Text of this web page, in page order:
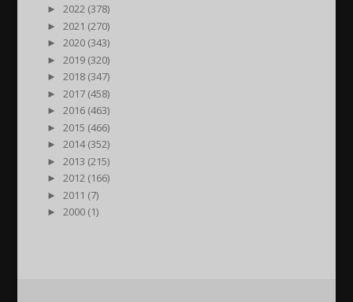
►
2022 (378)
►
2021 (270)
►
2020 (343)
►
2019 (320)
►
2018 (347)
►
2017 (458)
►
2016 (463)
►
2015 (466)
►
2014 (352)
►
2013 (215)
►
2012 (166)
►
2011 (7)
►
2000 (1)